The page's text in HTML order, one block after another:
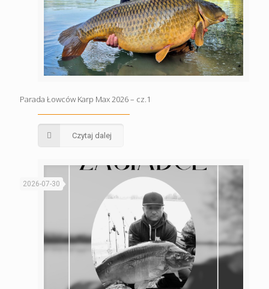
Parada Łowców Karp Max 2026 – cz.1
Czytaj dalej
2026-07-30